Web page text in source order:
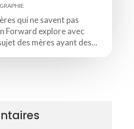
qui ne savent pas
Forward explore avec
des mères ayant des...